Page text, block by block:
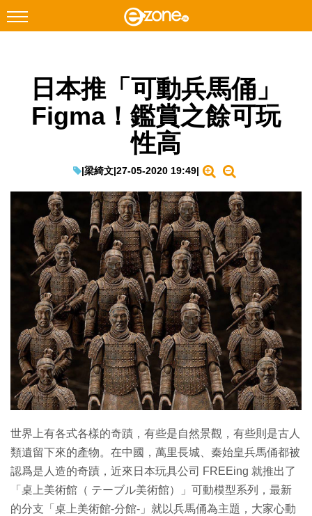
Facebook Instagram
科技焦點
教學評測
EduTech
IT Times
生成式AI與雲端應用
Enterprise Digital Transformation
特集
日本推「可動兵馬俑」
Figma！鑑賞之餘可玩
性高
|梁綺文|27-05-2020 19:49|
世界上有各式各樣的奇蹟，有些是自然景觀，有些則是古人
類遺留下來的產物。在中國，萬里長城、秦始皇兵馬俑都被
認爲是人造的奇蹟，近來日本玩具公司 FREEing 就推出了
「桌上美術館（ テーブル美術館）」可動模型系列，最新
的分支「桌上美術館-分館-」就以兵馬俑為主題，大家心動